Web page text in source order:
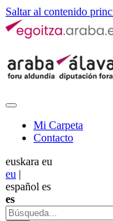
Saltar al contenido
Mi Carpeta
Contacto
euskara eu
eu |
español es
es